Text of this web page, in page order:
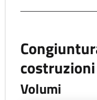
Volumi